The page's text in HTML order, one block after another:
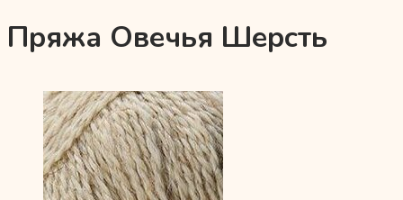
Пряжа Овечья Шерсть